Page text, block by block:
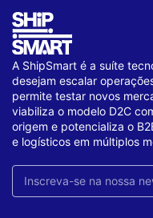
A ShipSmart é a suíte
desejam escalar
permite testar novos
viabiliza o modelo D2C
origem e potencializa o
e logísticos em múltiplos